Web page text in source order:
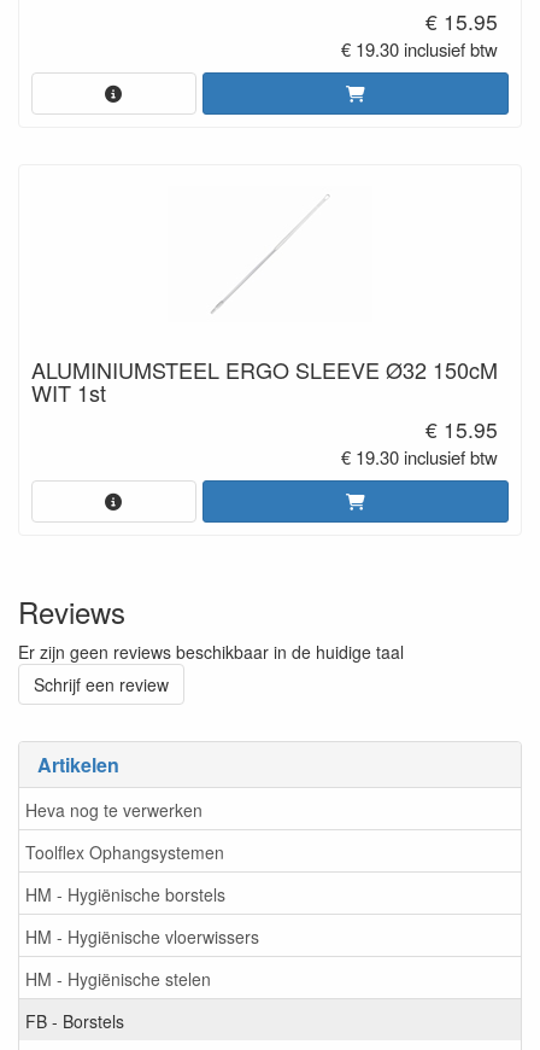
Artikelen
Heva nog te verwerken
Toolflex Ophangsystemen
HM - Hygiënische borstels
HM - Hygiënische vloerwissers
HM - Hygiënische stelen
FB - Borstels
€ 15.95
€ 19.30 inclusief btw
ALUMINIUMSTEEL ERGO SLEEVE Ø32 150cM
WIT 1st
€ 15.95
€ 19.30 inclusief btw
Reviews
Er zijn geen reviews beschikbaar in de huidige taal
Schrijf een review